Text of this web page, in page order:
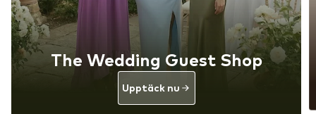
The Wedding Guest Shop
Upptäck nu